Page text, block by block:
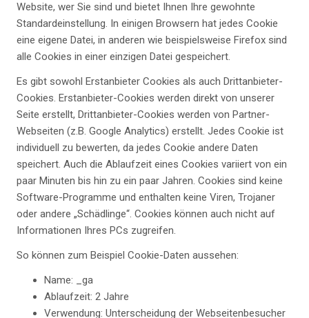
Website, wer Sie sind und bietet Ihnen Ihre gewohnte
Standardeinstellung. In einigen Browsern hat jedes Cookie
eine eigene Datei, in anderen wie beispielsweise Firefox sind
alle Cookies in einer einzigen Datei gespeichert.
Es gibt sowohl Erstanbieter Cookies als auch Drittanbieter-
Cookies. Erstanbieter-Cookies werden direkt von unserer
Seite erstellt, Drittanbieter-Cookies werden von Partner-
Webseiten (z.B. Google Analytics) erstellt. Jedes Cookie ist
individuell zu bewerten, da jedes Cookie andere Daten
speichert. Auch die Ablaufzeit eines Cookies variiert von ein
paar Minuten bis hin zu ein paar Jahren. Cookies sind keine
Software-Programme und enthalten keine Viren, Trojaner
oder andere „Schädlinge“. Cookies können auch nicht auf
Informationen Ihres PCs zugreifen.
So können zum Beispiel Cookie-Daten aussehen:
Name: _ga
Ablaufzeit: 2 Jahre
Verwendung: Unterscheidung der Webseitenbesucher